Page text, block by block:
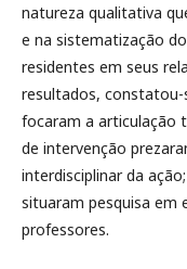
natureza qualitativa
e na sistematização
residentes em seus
resultados, constatou-
focaram a articulação
de intervenção
interdisciplinar da
situaram pesquisa em
professores.